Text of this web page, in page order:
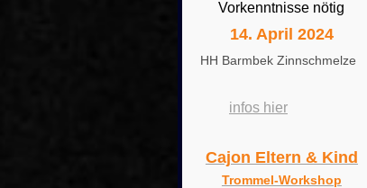
Vorkenntnisse nötig
14. April 2024
HH Barmbek Zinnschmelze
infos hier
Cajon Eltern & Kind
Trommel-Workshop